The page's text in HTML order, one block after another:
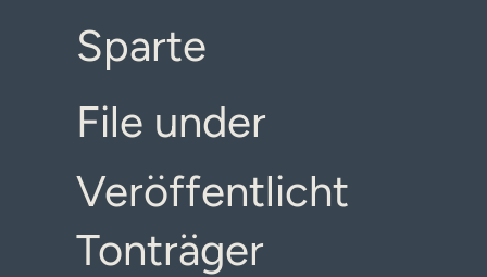
Sparte
File under
Veröffentlicht
Tonträger